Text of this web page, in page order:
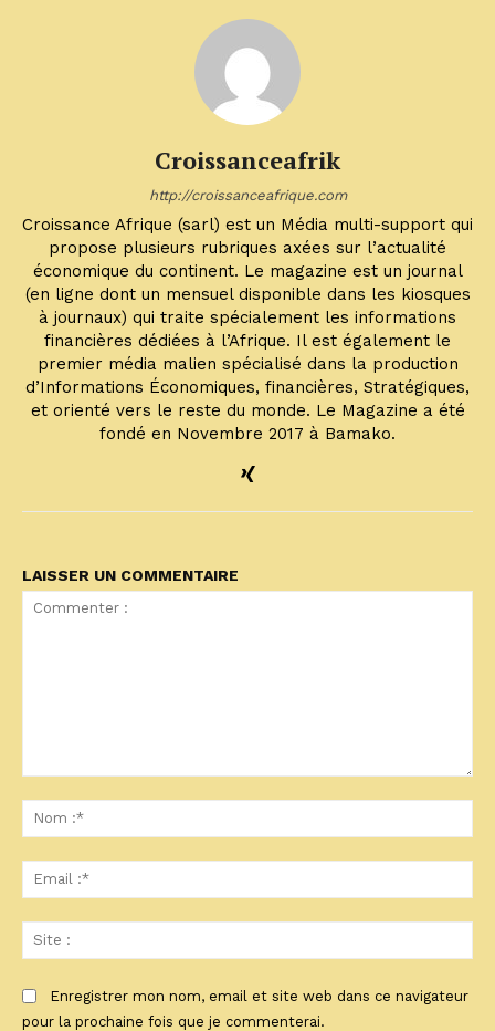
Croissanceafrik
http://croissanceafrique.com
Croissance Afrique (sarl) est un Média multi-support qui
propose plusieurs rubriques axées sur l’actualité
économique du continent. Le magazine est un journal
(en ligne dont un mensuel disponible dans les kiosques
à journaux) qui traite spécialement les informations
financières dédiées à l’Afrique. Il est également le
premier média malien spécialisé dans la production
d’Informations Économiques, financières, Stratégiques,
et orienté vers le reste du monde. Le Magazine a été
fondé en Novembre 2017 à Bamako.
LAISSER UN COMMENTAIRE
:*
:*
:
Enregistrer mon nom, email et site web dans ce navigateur
pour la prochaine fois que je commenterai.